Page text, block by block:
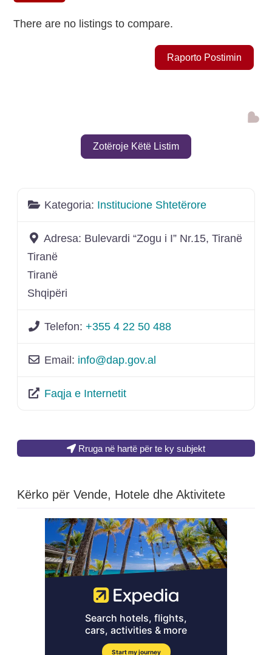
There are no listings to compare.
Raporto Postimin
Zotëroje Këtë Listim
Kategoria: Institucione Shtetërore
Adresa: Bulevardi “Zogu i I” Nr.15, Tiranë
Tiranë
Tiranë
Shqipëri
Telefon: +355 4 22 50 488
Email: info@dap.gov.al
Faqja e Internetit
Rruga në hartë për te ky subjekt
Kërko për Vende, Hotele dhe Aktivitete